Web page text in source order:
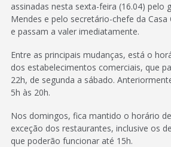
assinadas nesta sexta-feira (16.04) pelo
Mendes e pelo secretário-chefe da Casa
e passam a valer imediatamente.
Entre as principais mudanças, está o
dos estabelecimentos comerciais, que
22h, de segunda a sábado.
5h às 20h.
Nos domingos, fica mantido o horário
exceção dos restaurantes, inclusive os
que poderão funcionar até 15h.